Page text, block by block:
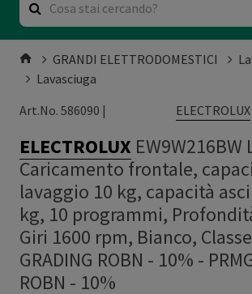
GRANDI ELETTRODOMESTICI
Lavasciuga
Art.No. 586090 |
ELECTROLUX
ELECTROLUX EW9W216BW
Caricamento frontale,
lavaggio 10 kg, capacità
kg, 10 programmi,
Giri 1600 rpm, Bianco, Classe
GRADING ROBN - 10% -
ROBN - 10%